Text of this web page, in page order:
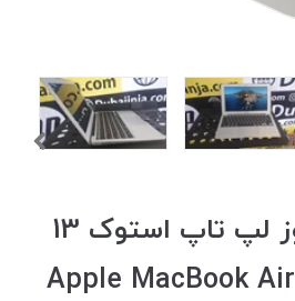
خرید و قیمت روز لپ تاپ استوک 13
اینچی مک بوک Apple MacBook Air